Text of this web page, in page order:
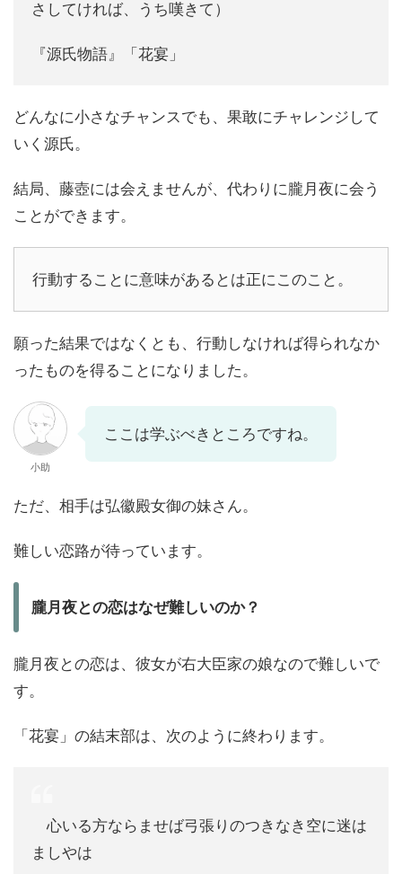
さしてければ、うち嘆きて）
『源氏物語』「花宴」
どんなに小さなチャンスでも、果敢にチャレンジして
いく源氏。
結局、藤壺には会えませんが、代わりに朧月夜に会う
ことができます。
行動することに意味があるとは正にこのこと。
願った結果ではなくとも、行動しなければ得られなか
ったものを得ることになりました。
小助
ここは学ぶべきところですね。
ただ、相手は弘徽殿女御の妹さん。
難しい恋路が待っています。
朧月夜との恋はなぜ難しいのか？
朧月夜との恋は、彼女が右大臣家の娘なので難しいで
す。
「花宴」の結末部は、次のように終わります。
心いる方ならませば弓張りのつきなき空に迷は
ましやは